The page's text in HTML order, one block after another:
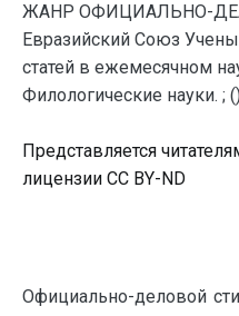
ЖАНР ОФИЦИАЛЬНО-
Евразийский Союз
статей в ежемесячном
Филологические науки. ;
Представляется
лицензии CC BY-ND
Официально-деловой